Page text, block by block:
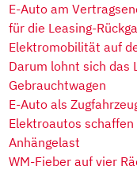
E-Auto am
für die Leasing-
Elektromobilität auf
Darum lohnt sich das
Gebrauchtwagen
E-Auto als
Elektroautos schaffen
Anhängelast
WM-Fieber auf vier